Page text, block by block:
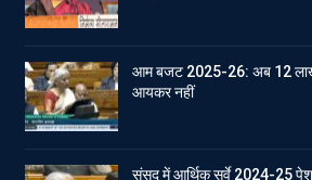
आम बजट 2025-26: अब 12
आयकर नहीं
संसद में आर्थिक सर्वे 2024-25